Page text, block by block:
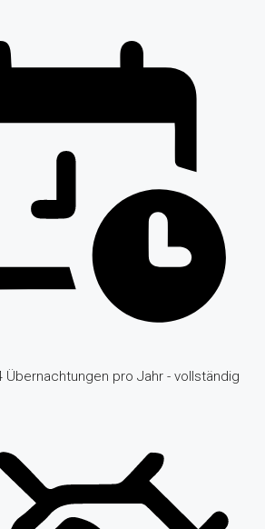
Übernachtungen pro Jahr - vollständig